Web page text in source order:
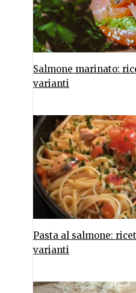
Salmone marinato:
varianti
Pasta al salmone:
varianti